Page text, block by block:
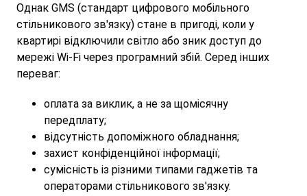
Однак GMS (стандарт цифрового мобільного
стільникового зв'язку) стане в пригоді, коли у
квартирі відключили світло або зник доступ до
мережі Wi-Fi через програмний збій. Серед інших
переваг:
оплата за виклик, а не за щомісячну
передплату;
відсутність допоміжного обладнання;
захист конфіденційної інформації;
сумісність із різними типами гаджетів та
операторами стільникового зв'язку.